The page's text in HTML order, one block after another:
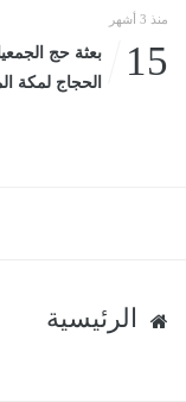
منذ 3 أشهر
15
بعثة حج
الحجاج لمكة
الرئيسية